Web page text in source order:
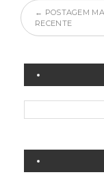
← POSTAGEM
RECENTE